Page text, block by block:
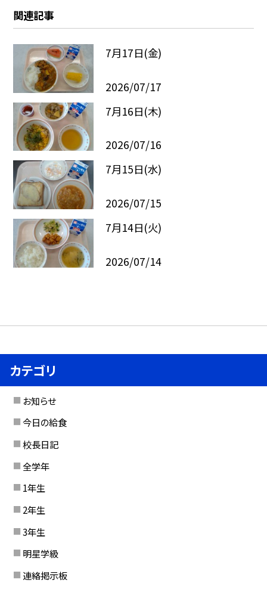
関連記事
7月17日(金)
2026/07/17
7月16日(木)
2026/07/16
7月15日(水)
2026/07/15
7月14日(火)
2026/07/14
カテゴリ
お知らせ
今日の給食
校長日記
全学年
1年生
2年生
3年生
明星学級
連絡掲示板